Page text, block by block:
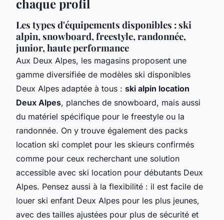
chaque profil
Les types d'équipements disponibles : ski
alpin, snowboard, freestyle, randonnée,
junior, haute performance
Aux Deux Alpes, les magasins proposent une
gamme diversifiée de modèles ski disponibles
Deux Alpes adaptée à tous : ski alpin location
Deux Alpes, planches de snowboard, mais aussi
du matériel spécifique pour le freestyle ou la
randonnée. On y trouve également des packs
location ski complet pour les skieurs confirmés
comme pour ceux recherchant une solution
accessible avec ski location pour débutants Deux
Alpes. Pensez aussi à la flexibilité : il est facile de
louer ski enfant Deux Alpes pour les plus jeunes,
avec des tailles ajustées pour plus de sécurité et